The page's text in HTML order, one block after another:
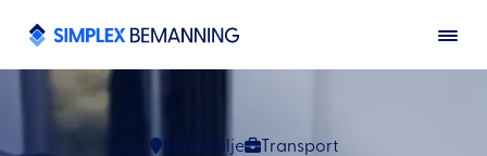
Södertälje Transport